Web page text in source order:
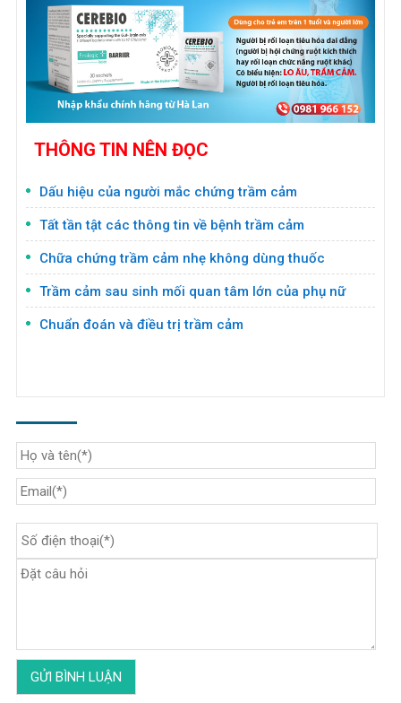
THÔNG TIN NÊN ĐỌC
Dấu hiệu của người mắc chứng trầm cảm
Tất tần tật các thông tin về bệnh trầm cảm
Chữa chứng trầm cảm nhẹ không dùng thuốc
Trầm cảm sau sinh mối quan tâm lớn của phụ nữ
Chuẩn đoán và điều trị trầm cảm